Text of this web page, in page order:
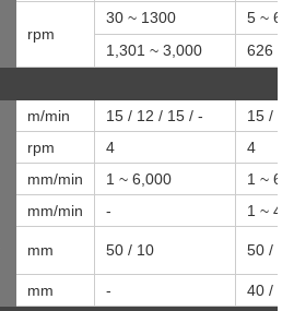
rpm
30 ~ 1300
5 ~
1,301 ~ 3,000 626 ~
m/min 15 / 12 / 15 / -
15 /
rpm 4
4
mm/min 1 ~ 6,000
1 ~
mm/min -
1 ~
mm 50 / 10 50 / 10
mm - 40 / 10